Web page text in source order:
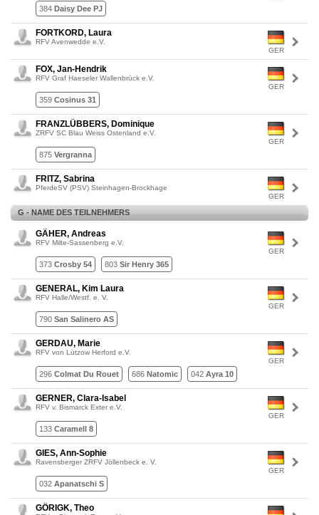
384 Daisy Dee PJ
GER
FORTKORD, Laura
RFV Avenwedde e.V.
GER
FOX, Jan-Hendrik
RFV Graf Haeseler Wallenbrück e.V.
359 Cosinus 31
GER
FRANZLÜBBERS, Dominique
ZRFV SC Blau Weiss Ostenland e.V.
875 Vergranna
GER
FRITZ, Sabrina
PferdeSV (PSV) Steinhagen-Brockhage
G - NAME DES TEILNEHMERS
GER
GÄHER, Andreas
RFV Milte-Sassenberg e.V.
373 Crosby 54 803 Sir Henry 365
GER
GENERAL, Kim Laura
RFV Halle/Westf. e. V.
790 San Salinero AS
GER
GERDAU, Marie
RFV von Lützow Herford e.V.
296 Colmat Du Rouet 686 Natomic 042 Ayra 10
GER
GERNER, Clara-Isabel
RFV v. Bismarck Exter e.V.
133 Caramell 8
GER
GIES, Ann-Sophie
Ravensberger ZRFV Jöllenbeck e. V.
032 Apanatschi S
GÖRIGK, Theo